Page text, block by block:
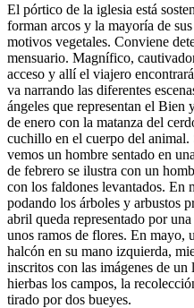
El pórtico de la iglesia está
forman arcos y la mayoría de
motivos vegetales. Conviene
mensuario. Magnífico,
acceso y allí el viajero
va narrando las diferentes
ángeles que representan el
de enero con la matanza del
cuchillo en el cuerpo del animal.
vemos un hombre sentado en
de febrero se ilustra con un
con los faldones levantados. En
podando los árboles y arbustos
abril queda representado por
unos ramos de flores. En mayo,
halcón en su mano izquierda,
inscritos con las imágenes de
hierbas los campos, la
tirado por dos bueyes.